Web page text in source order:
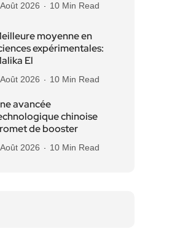
2026 10 Min Read
moyenne en
expérimentales:
El
2026 10 Min Read
avancée
chinoise
de booster
2026 10 Min Read